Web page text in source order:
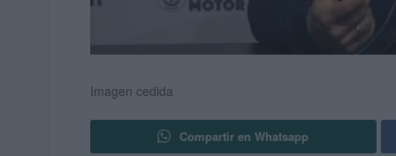
Imagen cedida
Compartir en Whatsapp